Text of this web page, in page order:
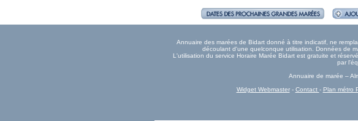
Annuaire des marées de Bidart donné à titre indicatif, ne
découlant d'une quelconque utilisation. Données de
L'utilisation du service Horaire Marée Bidart est gratuite et
par
Annuaire de marée –
Widget Webmaster- Contact - Plan métro